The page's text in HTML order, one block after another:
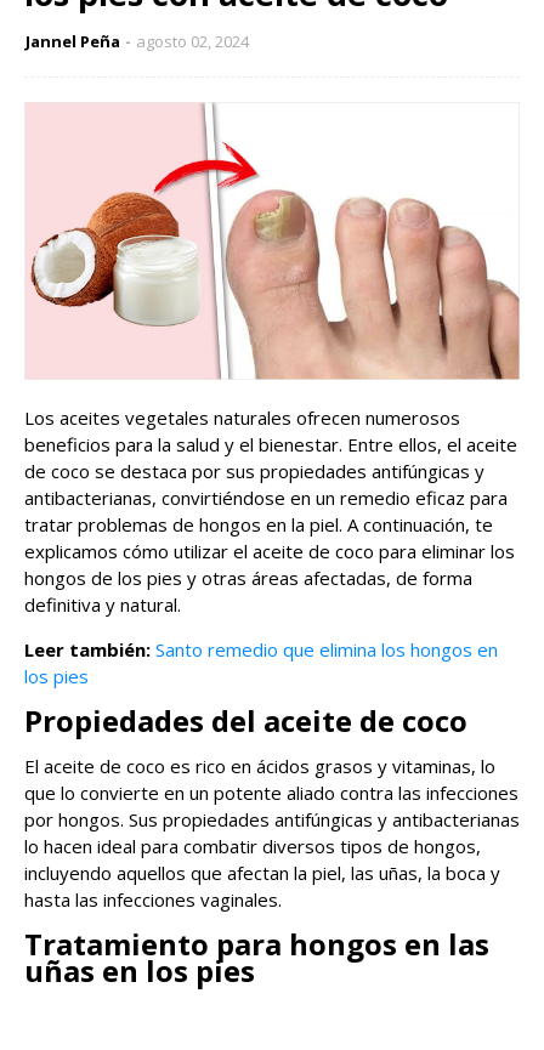
Jannel Peña agosto 02, 2024
Los aceites vegetales naturales ofrecen numerosos
beneficios para la salud y el bienestar. Entre ellos, el aceite
de coco se destaca por sus propiedades antifúngicas y
antibacterianas, convirtiéndose en un remedio eficaz para
tratar problemas de hongos en la piel. A continuación, te
explicamos cómo utilizar el aceite de coco para eliminar los
hongos de los pies y otras áreas afectadas, de forma
definitiva y natural.
Leer también: Santo remedio que elimina los hongos en
los pies
Propiedades del aceite de coco
El aceite de coco es rico en ácidos grasos y vitaminas, lo
que lo convierte en un potente aliado contra las infecciones
por hongos. Sus propiedades antifúngicas y antibacterianas
lo hacen ideal para combatir diversos tipos de hongos,
incluyendo aquellos que afectan la piel, las uñas, la boca y
hasta las infecciones vaginales.
Tratamiento para hongos en las
uñas en los pies